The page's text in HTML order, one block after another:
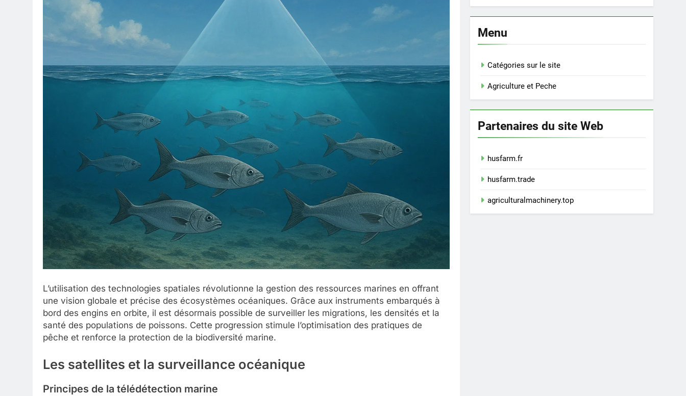
L’utilisation des technologies spatiales révolutionne la gestion des ressources marines en offrant
une vision globale et précise des écosystèmes océaniques. Grâce aux instruments embarqués à
bord des engins en orbite, il est désormais possible de surveiller les migrations, les densités et la
santé des populations de poissons. Cette progression stimule l’optimisation des pratiques de
pêche et renforce la protection de la biodiversité marine.
Les satellites et la surveillance océanique
Principes de la télédétection marine
Menu
Catégories sur le site
Agriculture et Peche
Partenaires du site Web
husfarm.fr
husfarm.trade
agriculturalmachinery.top